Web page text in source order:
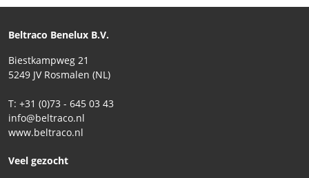
Beltraco Benelux B.V.
Biestkampweg 21
5249 JV Rosmalen (NL)
T: +31 (0)73 - 645 03 43
info@beltraco.nl
www.beltraco.nl
Veel gezocht